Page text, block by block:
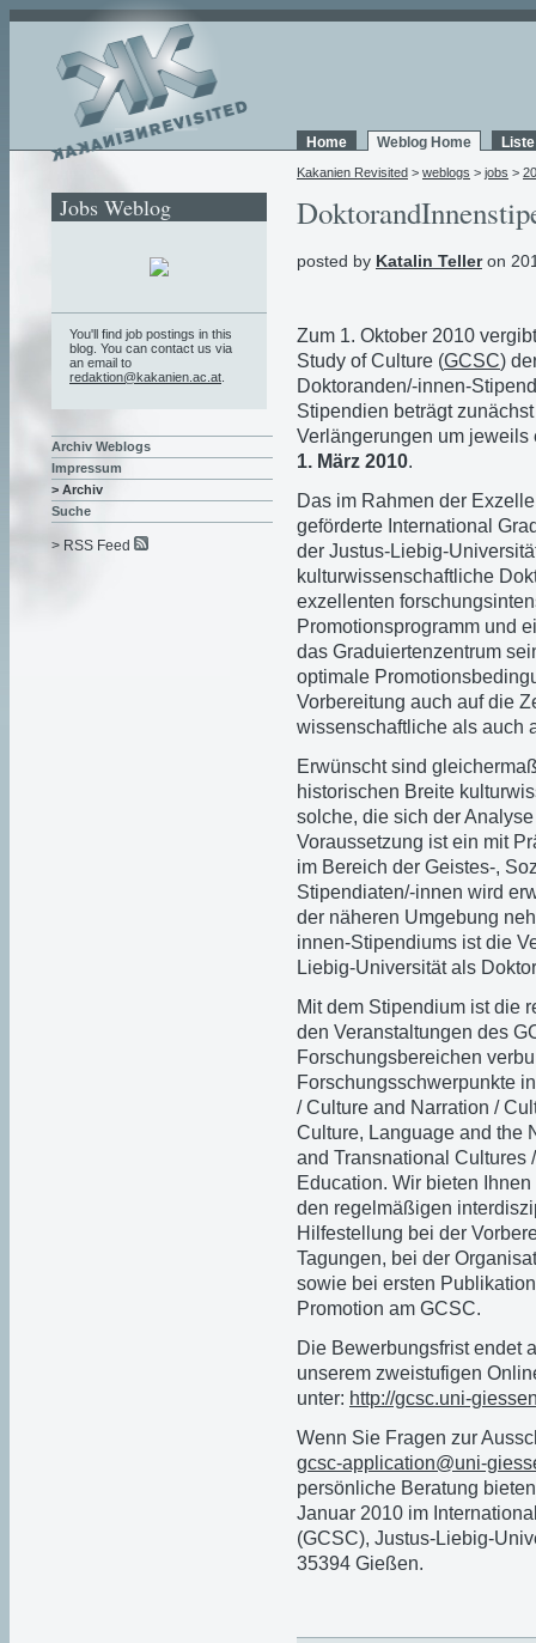
Home Weblog Home
Kakanien Revisited > weblogs > jobs >
posted by Katalin Telleron
Zum 1. Oktober 2010
Study of Culture (GCSC)
Doktoranden/-innen-
Stipendien beträgt
Verlängerungen um jeweils
1. März 2010.
Das im Rahmen der
geförderte International
der Justus-Liebig-
kulturwissenschaftliche
exzellenten
Promotionsprogramm und
das Graduiertenzentrum
optimale
Vorbereitung auch auf die
wissenschaftliche als auch
Erwünscht sind
historischen Breite
solche, die sich der
Voraussetzung ist ein mit
im Bereich der Geistes-,
Stipendiaten/-innen wird
der näheren Umgebung
innen-Stipendiums ist die
Liebig-Universität als
Mit dem Stipendium ist die
den Veranstaltungen des
Forschungsbereichen
Forschungsschwerpunkte
/ Culture and Narration /
Culture, Language and the
and Transnational Cultures
Education. Wir bieten
den regelmäßigen
Hilfestellung bei der
Tagungen, bei der
sowie bei ersten
Promotion am GCSC.
Die Bewerbungsfrist endet
unserem zweistufigen
unter: http://gcsc.uni-
Wenn Sie Fragen zur
gcsc-application@uni-
persönliche Beratung
Januar 2010 im
(GCSC), Justus-Liebig-
35394 Gießen.
Jobs Weblog
You'll find job postings in this
blog. You can contact us via
an email to
redaktion@kakanien.ac.at
Archiv Weblogs
Impressum
> Archiv
Suche
> RSS Feed